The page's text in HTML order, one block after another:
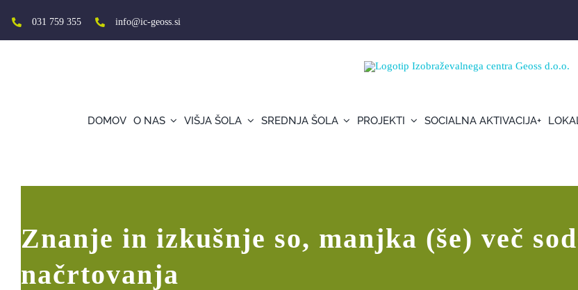
031 759 355 info@ic-geoss.si
DOMOV O NAS VIŠJA ŠOLA SREDNJA ŠOLA PROJEKTI SOCIALNA AKTIVACIJA+
Znanje in izkušnje so, manjka (še) več
načrtovanja